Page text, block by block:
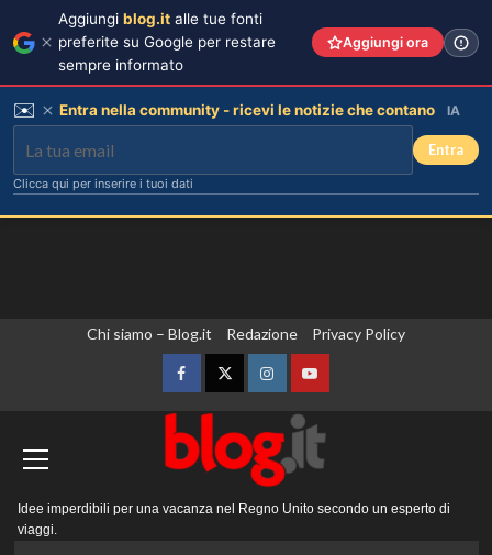
Chi siamo – Blog.it Redazione Privacy Policy
FacebookTwitterInstagramYouTube
principale
Idee imperdibili per una vacanza nel Regno Unito secondo un esperto di
viaggi.
Aggiungi blog.it alle tue fonti
preferite su Google per restare
sempre informato
Aggiungi ora
✉️ Entra nella community - ricevi le notizie che contano IA
Entra
Clicca qui per inserire i tuoi dati